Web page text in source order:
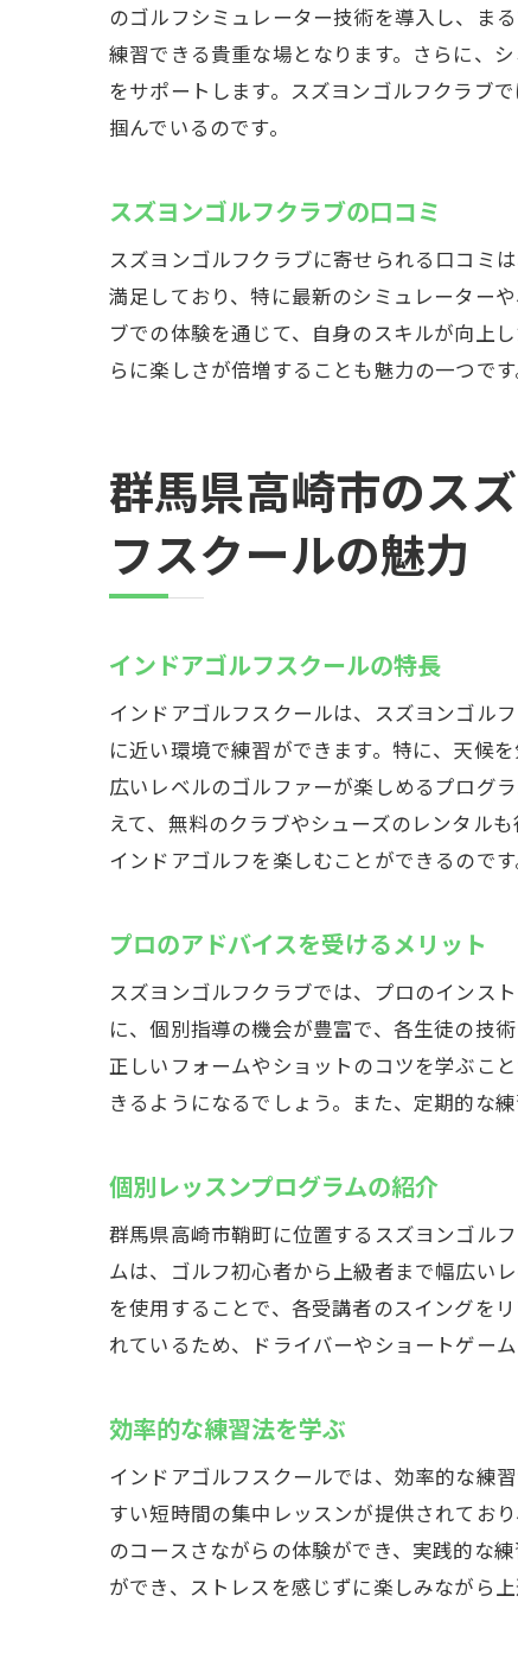
地域住
インド
参加可
愛好者
ゴルフ
クラブ
初めて
体験者の
施設見学
のゴルフシミュレーター技術を導入し、ま
練習できる貴重な場となります。さらに、
をサポートします。スズヨンゴルフクラブ
掴んでいるのです。
スズヨンゴルフクラブの口コミ
スズヨンゴルフクラブに寄せられる口コミ
満足しており、特に最新のシミュレーター
ブでの体験を通じて、自身のスキルが向上
らに楽しさが倍増することも魅力の一つで
群馬県高崎市のス
フスクールの魅力
インドアゴルフスクールの特長
インドアゴルフスクールは、スズヨンゴル
に近い環境で練習ができます。特に、天候
広いレベルのゴルファーが楽しめるプログ
えて、無料のクラブやシューズのレンタル
インドアゴルフを楽しむことができるのです
プロのアドバイスを受けるメリット
スズヨンゴルフクラブでは、プロのインス
に、個別指導の機会が豊富で、各生徒の技
正しいフォームやショットのコツを学ぶこ
きるようになるでしょう。また、定期的な
個別レッスンプログラムの紹介
群馬県高崎市鞘町に位置するスズヨンゴル
ムは、ゴルフ初心者から上級者まで幅広い
を使用することで、各受講者のスイングを
れているため、ドライバーやショートゲー
効率的な練習法を学ぶ
インドアゴルフスクールでは、効率的な練
すい短時間の集中レッスンが提供されてお
のコースさながらの体験ができ、実践的な
ができ、ストレスを感じずに楽しみながら上